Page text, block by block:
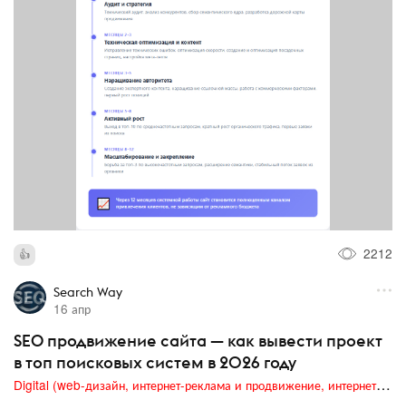
2212
Search Way
16 апр
SEO продвижение сайта — как вывести проект
в топ поисковых систем в 2026 году
Digital (web-дизайн, интернет-реклама и продвижение, интернет-сообщества и блоги, интернет-коммуникации, мобильный маркетинг, реклама на цифровых экранах)